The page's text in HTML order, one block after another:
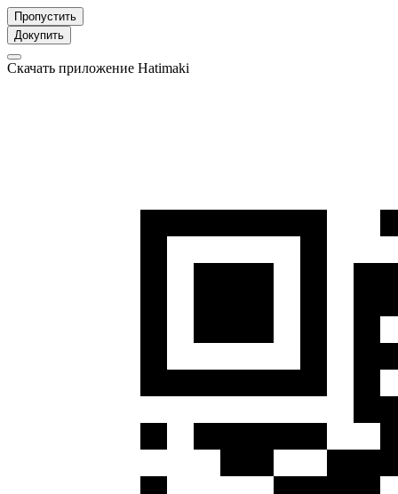
Пропустить
Докупить
Скачать приложение Hatimaki